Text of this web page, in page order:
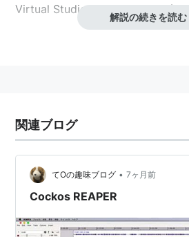
Virtual Studio Technology の略。
解説の続きを読む
関連ブログ
てOの趣味ブログ • 7ヶ月前
Cockos REAPER